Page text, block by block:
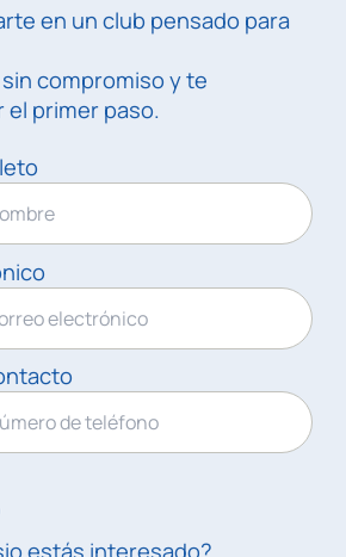
en un club pensado para
compromiso y te
el primer paso.
estás interesado?